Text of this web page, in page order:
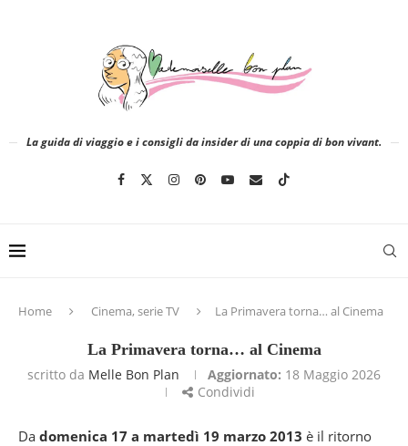
La guida di viaggio e i consigli da insider di una coppia di bon vivant.
Home Cinema, serie TV La Primavera torna… al Cinema
La Primavera torna… al Cinema
scritto da Melle Bon Plan Aggiornato: 18 Maggio 2026
Condividi
Da domenica 17 a martedì 19 marzo 2013 è il ritorno